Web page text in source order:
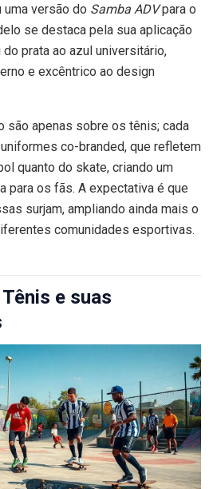
uma versão do Samba ADVpara o
se destaca pela sua aplicação
prata ao azul universitário,
e excêntrico ao design
são apenas sobre os tênis; cada
co-branded, que refletem
quanto do skate, criando um
para os fãs. A expectativa é que
surjam, ampliando ainda mais o
comunidades esportivas.
e suas